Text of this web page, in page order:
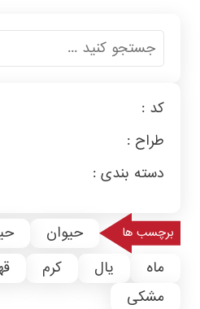
کد :
طراح :
دسته بندی :
برچسب ها حیوان
ماه
یال کرم
مشکی